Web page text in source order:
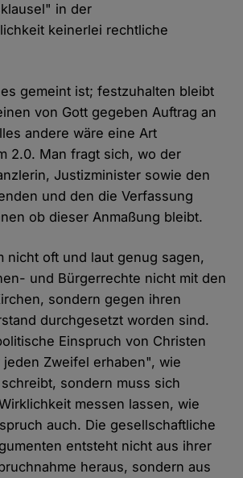
in der
keinerlei rechtliche
gemeint ist; festzuhalten bleibt
von Gott gegeben Auftrag an
andere wäre eine Art
2.0. Man fragt sich, wo der
Justizminister sowie den
und den die Verfassung
ob dieser Anmaßung bleibt.
nicht oft und laut genug sagen,
und Bürgerrechte nicht mit den
sondern gegen ihren
durchgesetzt worden sind.
Einspruch von Christen
Zweifel erhaben", wie
sondern muss sich
messen lassen, wie
auch. Die gesellschaftliche
entsteht nicht aus ihrer
heraus, sondern aus